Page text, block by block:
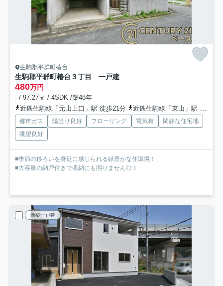
生駒郡平群町椿台
生駒郡平群町椿台３丁目 一戸建
480万円
- / 97.27㎡ / 4SDK /築48年
近鉄生駒線「元山上口」駅 徒歩21分
近鉄生駒線「東山」駅 徒歩29分
都市ガス 陽当り良好 フローリング 電気有
閑静な住宅地
眺望良好
■季節の移ろいを身近に感じられる緑豊かな住環境！
■大容量の納戸付きで収納にも困りません◎！
新築一戸建